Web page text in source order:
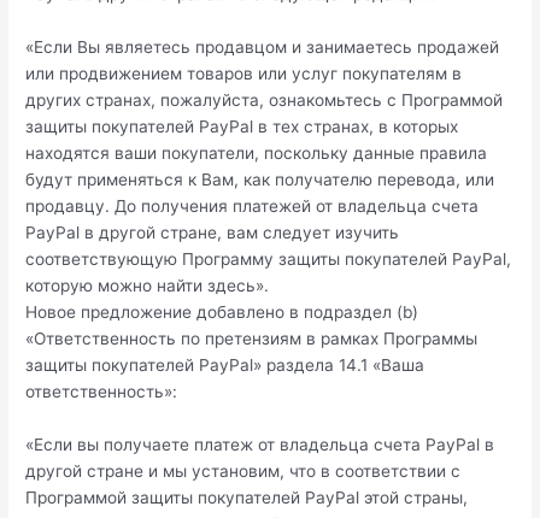
«Если Вы являетесь продавцом и занимаетесь продажей
или продвижением товаров или услуг покупателям в
других странах, пожалуйста, ознакомьтесь с Программой
защиты покупателей PayPal в тех странах, в которых
находятся ваши покупатели, поскольку данные правила
будут применяться к Вам, как получателю перевода, или
продавцу. До получения платежей от владельца счета
PayPal в другой стране, вам следует изучить
соответствующую Программу защиты покупателей PayPal,
которую можно найти здесь».
Новое предложение добавлено в подраздел (b)
«Ответственность по претензиям в рамках Программы
защиты покупателей PayPal» раздела 14.1 «Ваша
ответственность»:
«Если вы получаете платеж от владельца счета PayPal в
другой стране и мы установим, что в соответствии с
Программой защиты покупателей PayPal этой страны,